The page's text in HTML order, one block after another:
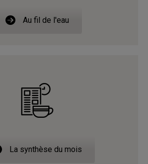
Au fil de l'eau
La synthèse du mois